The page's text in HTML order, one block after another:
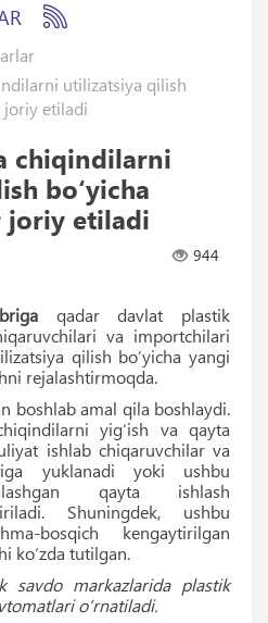
utilizatsiya qilish
joriy etiladi
chiqindilarni
bo‘yicha
joriy etiladi
944
qadar davlat plastik
va importchilari
qilish bo‘yicha yangi
rejalashtirmoqda.
boshlab amal qila boshlaydi.
yig‘ish va qayta
ishlab chiqaruvchilar va
yuklanadi yoki ushbu
qayta ishlash
Shuningdek, ushbu
bosqich kengaytirilgan
ko‘zda tutilgan.
savdo markazlarida plastik
o‘rnatiladi.